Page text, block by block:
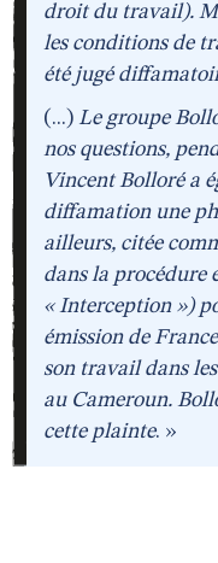
droit du travail).
les conditions de
été jugé
(...) Le groupe
nos questions,
Vincent Bolloré a
diffamation une
ailleurs, citée
dans la procédure
« Interception »)
émission de
son travail dans
au Cameroun.
cette plainte. »